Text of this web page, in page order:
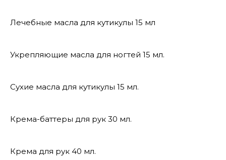
Лечебные масла для кутикулы 15 мл
Укрепляющие масла для ногтей 15 мл.
Сухие масла для кутикулы 15 мл.
Крема-баттеры для рук 30 мл.
Крема для рук 40 мл.